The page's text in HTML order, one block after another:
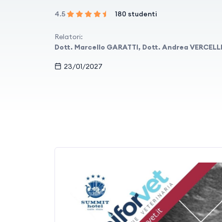
4.5 180 studenti
Relatori:
Dott. Marcello GARATTI, Dott. Andrea VERCELLI
23/01/2027